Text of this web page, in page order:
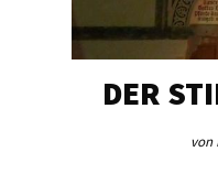
DER
von